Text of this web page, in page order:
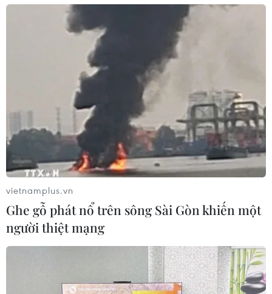
vietnamplus.vn
Ghe gỗ phát nổ trên sông Sài Gòn khiến một
người thiệt mạng